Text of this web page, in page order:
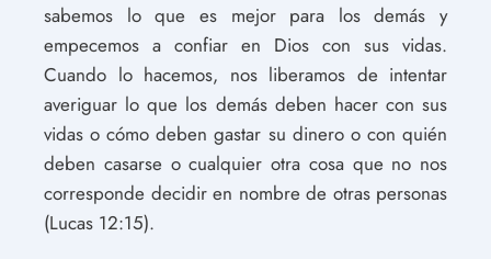
sabemos lo que es mejor para los demás y
empecemos a confiar en Dios con sus vidas.
Cuando lo hacemos, nos liberamos de intentar
averiguar lo que los demás deben hacer con sus
vidas o cómo deben gastar su dinero o con quién
deben casarse o cualquier otra cosa que no nos
corresponde decidir en nombre de otras personas
(Lucas 12:15).